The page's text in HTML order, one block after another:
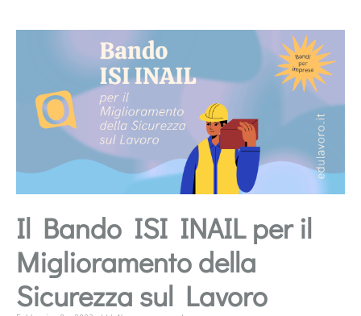
Il Bando ISI INAIL per il
Miglioramento della
Sicurezza sul Lavoro